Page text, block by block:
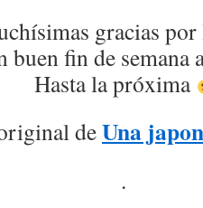
gracias por
buen fin de semana
Hasta la próxima
deUna
.